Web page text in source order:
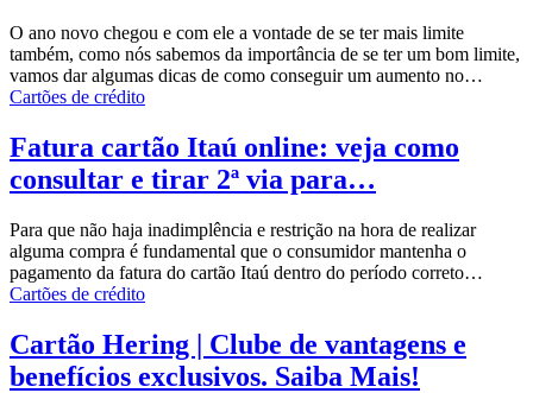
O ano novo chegou e com ele a vontade de se ter mais limite
também, como nós sabemos da importância de se ter um bom limite,
vamos dar algumas dicas de como conseguir um aumento no…
Cartões de crédito
Fatura cartão Itaú online: veja como
consultar e tirar 2ª via para…
Para que não haja inadimplência e restrição na hora de realizar
alguma compra é fundamental que o consumidor mantenha o
pagamento da fatura do cartão Itaú dentro do período correto…
Cartões de crédito
Cartão Hering | Clube de vantagens e
benefícios exclusivos. Saiba Mais!